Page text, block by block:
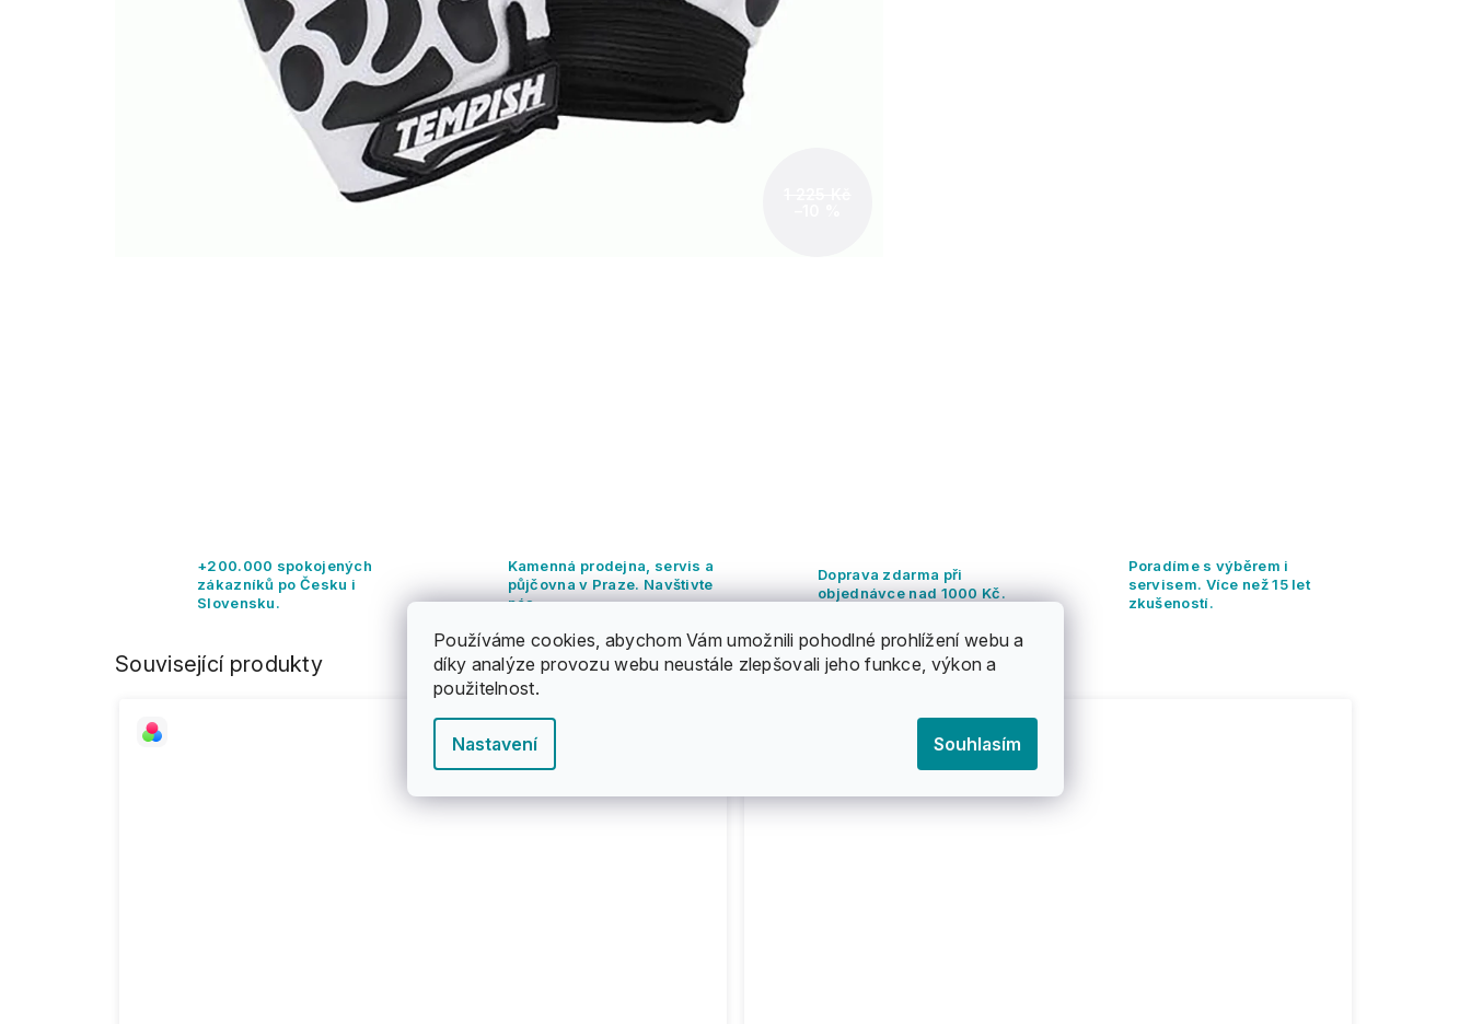
Používáme cookies, abychom Vám umožnili pohodlné prohlížení webu a
díky analýze provozu webu neustále zlepšovali jeho funkce, výkon a
použitelnost.
Nastavení Souhlasím
+200.000 spokojených
zákazníků po Česku i
Slovensku.
Kamenná prodejna, servis a
půjčovna v Praze. Navštivte
nás.
Doprava zdarma při
objednávce nad 1000 Kč.
Poradíme s výběrem i
servisem. Více než 15 let
zkušeností.
Související produkty